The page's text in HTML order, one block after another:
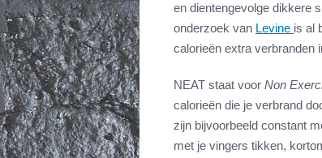
en dientengevolge dikkere
onderzoek van Levine is al
calorieën extra verbranden
NEAT staat voor Non
calorieën die je verbrand
zijn bijvoorbeeld constant
met je vingers tikken,